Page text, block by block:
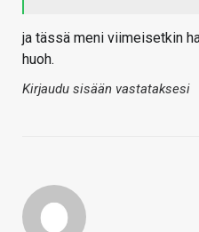
ja tässä meni viimeisetkin
huoh.
Kirjaudu sisään vastataksesi